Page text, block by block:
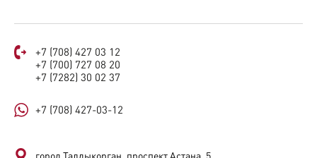
+7 (708) 427 03 12
+7 (700) 727 08 20
+7 (7282) 30 02 37
+7 (708) 427-03-12